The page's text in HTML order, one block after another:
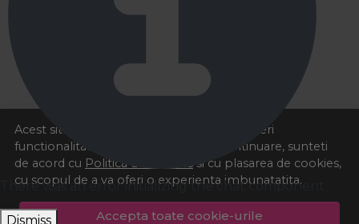
Acest site foloseste cookies pentru a va oferi
functionalitatea dorita. Navigand in continuare, sunteti
de acord cu Politica de cookies si cu plasarea de cookies,
cu scopul de a va oferi o experienta imbunatatita.
Accepta toate cookie-urile
There was an error initializing the chat component
Dismiss